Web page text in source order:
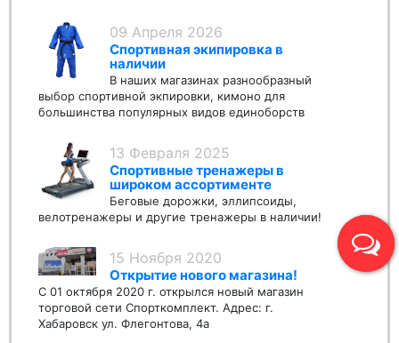
09 Апреля 2026
Спортивная экипировка в
наличии
В наших магазинах разнообразный
выбор спортивной экпировки, кимоно для
большинства популярных видов единоборств
13 Февраля 2025
Спортивные тренажеры в
широком ассортименте
Беговые дорожки, эллипсоиды,
велотренажеры и другие тренажеры в наличии!
15 Ноября 2020
Открытие нового магазина!
С 01 октября 2020 г. открылся новый магазин
торговой сети Спорткомплект. Адрес: г.
Хабаровск ул. Флегонтова, 4а